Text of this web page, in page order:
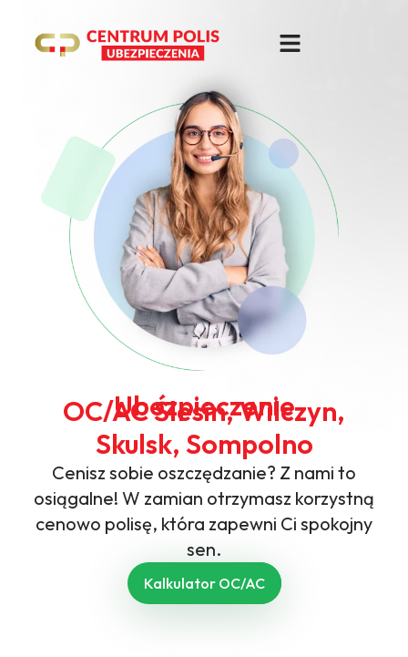
Ubezpieczenie
OC/AC Ślesin, Wilczyn,
Skulsk, Sompolno
Cenisz sobie oszczędzanie? Z nami to
osiągalne! W zamian otrzymasz korzystną
cenowo polisę, która zapewni Ci spokojny
sen.
Kalkulator OC/AC